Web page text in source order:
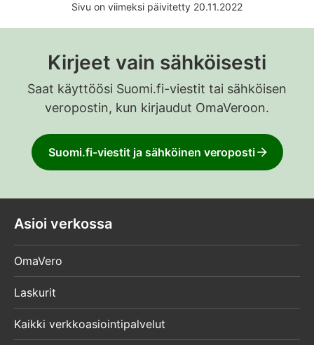
Sivu on viimeksi päivitetty 20.11.2022
Kirjeet vain sähköisesti
Saat käyttöösi Suomi.fi-viestit tai sähköisen
veropostin, kun kirjaudut OmaVeroon.
Suomi.fi-viestit ja sähköinen veroposti
Asioi verkossa
OmaVero
Laskurit
Kaikki verkkoasiointipalvelut